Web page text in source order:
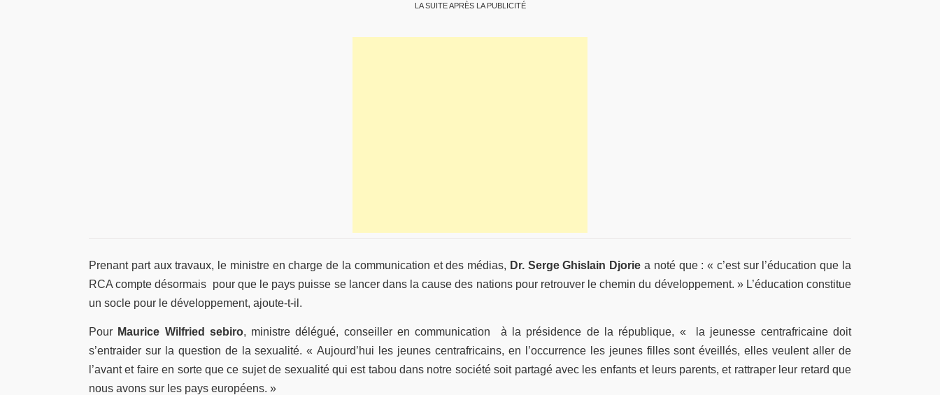
LA SUITE APRÈS LA PUBLICITÉ
Prenant part aux travaux, le ministre en charge de la communication et des médias, Dr. Serge Ghislain Djorie a noté que : « c’est sur l’éducation que la
RCA compte désormais pour que le pays puisse se lancer dans la cause des nations pour retrouver le chemin du développement. » L’éducation constitue
un socle pour le développement, ajoute-t-il.
Pour Maurice Wilfried sebiro, ministre délégué, conseiller en communication à la présidence de la république, « la jeunesse centrafricaine doit
s’entraider sur la question de la sexualité. « Aujourd’hui les jeunes centrafricains, en l’occurrence les jeunes filles sont éveillés, elles veulent aller de
l’avant et faire en sorte que ce sujet de sexualité qui est tabou dans notre société soit partagé avec les enfants et leurs parents, et rattraper leur retard que
nous avons sur les pays européens. »